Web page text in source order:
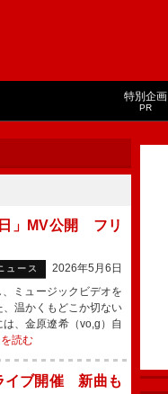
特別企画
PR
」MV公開 フリ
ュース
2026年5月6日
ミュージックビデオを
温かくもどこか切ない
、金原遼希（vo,g）自
読む
イブ開催 新曲も